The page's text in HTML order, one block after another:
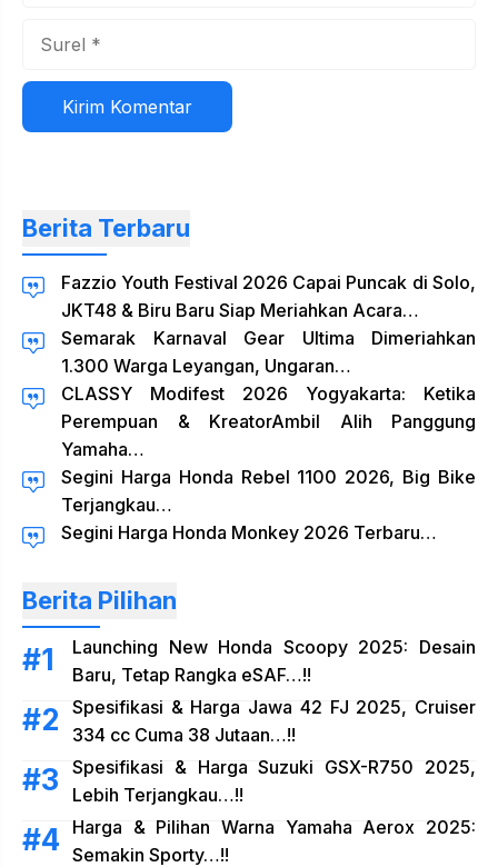
Situs
web
Berita Terbaru
Fazzio Youth Festival 2026 Capai Puncak di Solo,
JKT48 & Biru Baru Siap Meriahkan Acara…
Semarak Karnaval Gear Ultima Dimeriahkan
1.300 Warga Leyangan, Ungaran…
CLASSY Modifest 2026 Yogyakarta: Ketika
Perempuan & KreatorAmbil Alih Panggung
Yamaha…
Segini Harga Honda Rebel 1100 2026, Big Bike
Terjangkau…
Segini Harga Honda Monkey 2026 Terbaru…
Berita Pilihan
Launching New Honda Scoopy 2025: Desain
Baru, Tetap Rangka eSAF…!!
Spesifikasi & Harga Jawa 42 FJ 2025, Cruiser
334 cc Cuma 38 Jutaan…!!
Spesifikasi & Harga Suzuki GSX-R750 2025,
Lebih Terjangkau…!!
Harga & Pilihan Warna Yamaha Aerox 2025:
Semakin Sporty…!!